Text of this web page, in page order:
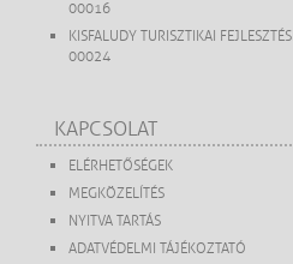
00016
KISFALUDY TURISZTIKAI
00024
KAPCSOLAT
ELÉRHETŐSÉGEK
MEGKÖZELÍTÉS
NYITVA TARTÁS
ADATVÉDELMI TÁJÉKOZTATÓ